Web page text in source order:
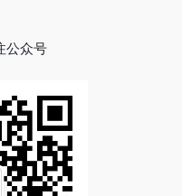
公众号